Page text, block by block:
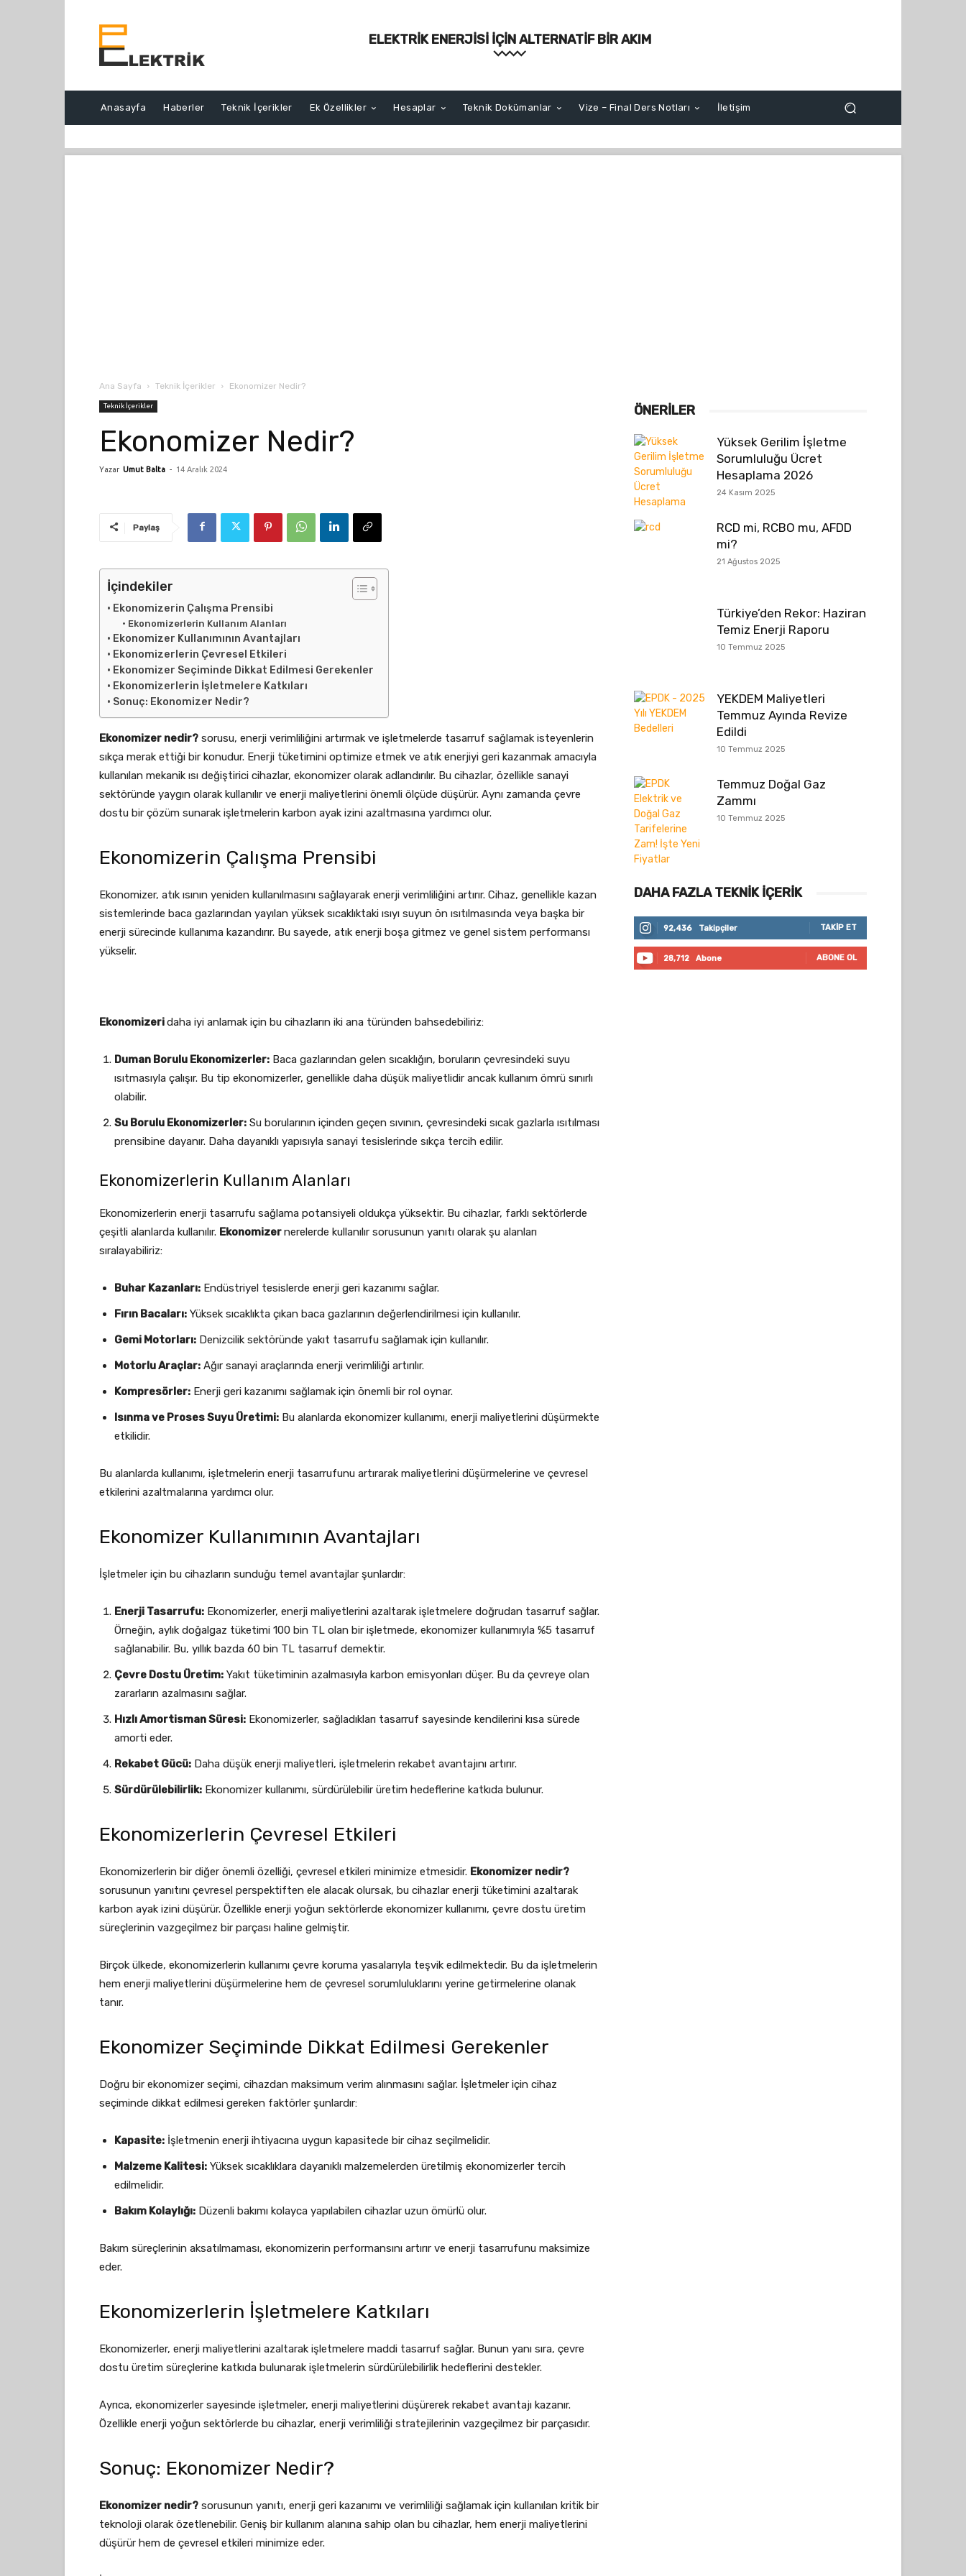
ELEKTRIK ENERJISI İÇIN ALTERNATIF BIR AKIM
Anasayfa Haberler Teknik İçerikler Ek Özellikler Hesaplar Teknik Dokümanlar Vize – Final Ders Notları İletişim
Ana Sayfa Teknik İçerikler Ekonomizer Nedir?
Teknik İçerikler
Ekonomizer Nedir?
Yazar Umut Balta - 14 Aralık 2024
Paylaş
İçindekiler
Ekonomizerin Çalışma Prensibi
Ekonomizerlerin Kullanım Alanları
Ekonomizer Kullanımının Avantajları
Ekonomizerlerin Çevresel Etkileri
Ekonomizer Seçiminde Dikkat Edilmesi Gerekenler
Ekonomizerlerin İşletmelere Katkıları
Sonuç: Ekonomizer Nedir?
Ekonomizer nedir? sorusu, enerji verimliliğini artırmak ve işletmelerde tasarruf sağlamak isteyenlerin
sıkça merak ettiği bir konudur. Enerji tüketimini optimize etmek ve atık enerjiyi geri kazanmak amacıyla
kullanılan mekanik ısı değiştirici cihazlar, ekonomizer olarak adlandırılır. Bu cihazlar, özellikle sanayi
sektöründe yaygın olarak kullanılır ve enerji maliyetlerini önemli ölçüde düşürür. Aynı zamanda çevre
dostu bir çözüm sunarak işletmelerin karbon ayak izini azaltmasına yardımcı olur.
Ekonomizerin Çalışma Prensibi
Ekonomizer, atık ısının yeniden kullanılmasını sağlayarak enerji verimliliğini artırır. Cihaz, genellikle kazan
sistemlerinde baca gazlarından yayılan yüksek sıcaklıktaki ısıyı suyun ön ısıtılmasında veya başka bir
enerji sürecinde kullanıma kazandırır. Bu sayede, atık enerji boşa gitmez ve genel sistem performansı
yükselir.
Ekonomizeridaha iyi anlamak için bu cihazların iki ana türünden bahsedebiliriz:
Duman Borulu Ekonomizerler: Baca gazlarından gelen sıcaklığın, boruların çevresindeki suyu
ısıtmasıyla çalışır. Bu tip ekonomizerler, genellikle daha düşük maliyetlidir ancak kullanım ömrü sınırlı
olabilir.
Su Borulu Ekonomizerler: Su borularının içinden geçen sıvının, çevresindeki sıcak gazlarla ısıtılması
prensibine dayanır. Daha dayanıklı yapısıyla sanayi tesislerinde sıkça tercih edilir.
Ekonomizerlerin Kullanım Alanları
Ekonomizerlerin enerji tasarrufu sağlama potansiyeli oldukça yüksektir. Bu cihazlar, farklı sektörlerde
çeşitli alanlarda kullanılır. Ekonomizernerelerde kullanılır sorusunun yanıtı olarak şu alanları
sıralayabiliriz:
Buhar Kazanları: Endüstriyel tesislerde enerji geri kazanımı sağlar.
Fırın Bacaları: Yüksek sıcaklıkta çıkan baca gazlarının değerlendirilmesi için kullanılır.
Gemi Motorları: Denizcilik sektöründe yakıt tasarrufu sağlamak için kullanılır.
Motorlu Araçlar: Ağır sanayi araçlarında enerji verimliliği artırılır.
Kompresörler: Enerji geri kazanımı sağlamak için önemli bir rol oynar.
Isınma ve Proses Suyu Üretimi: Bu alanlarda ekonomizer kullanımı, enerji maliyetlerini düşürmekte
etkilidir.
Bu alanlarda kullanımı, işletmelerin enerji tasarrufunu artırarak maliyetlerini düşürmelerine ve çevresel
etkilerini azaltmalarına yardımcı olur.
Ekonomizer Kullanımının Avantajları
İşletmeler için bu cihazların sunduğu temel avantajlar şunlardır:
Enerji Tasarrufu: Ekonomizerler, enerji maliyetlerini azaltarak işletmelere doğrudan tasarruf sağlar.
Örneğin, aylık doğalgaz tüketimi 100 bin TL olan bir işletmede, ekonomizer kullanımıyla %5 tasarruf
sağlanabilir. Bu, yıllık bazda 60 bin TL tasarruf demektir.
Çevre Dostu Üretim: Yakıt tüketiminin azalmasıyla karbon emisyonları düşer. Bu da çevreye olan
zararların azalmasını sağlar.
Hızlı Amortisman Süresi: Ekonomizerler, sağladıkları tasarruf sayesinde kendilerini kısa sürede
amorti eder.
Rekabet Gücü: Daha düşük enerji maliyetleri, işletmelerin rekabet avantajını artırır.
Sürdürülebilirlik: Ekonomizer kullanımı, sürdürülebilir üretim hedeflerine katkıda bulunur.
Ekonomizerlerin Çevresel Etkileri
Ekonomizerlerin bir diğer önemli özelliği, çevresel etkileri minimize etmesidir. Ekonomizer nedir?
sorusunun yanıtını çevresel perspektiften ele alacak olursak, bu cihazlar enerji tüketimini azaltarak
karbon ayak izini düşürür. Özellikle enerji yoğun sektörlerde ekonomizer kullanımı, çevre dostu üretim
süreçlerinin vazgeçilmez bir parçası haline gelmiştir.
Birçok ülkede, ekonomizerlerin kullanımı çevre koruma yasalarıyla teşvik edilmektedir. Bu da işletmelerin
hem enerji maliyetlerini düşürmelerine hem de çevresel sorumluluklarını yerine getirmelerine olanak
tanır.
Ekonomizer Seçiminde Dikkat Edilmesi Gerekenler
Doğru bir ekonomizer seçimi, cihazdan maksimum verim alınmasını sağlar. İşletmeler için cihaz
seçiminde dikkat edilmesi gereken faktörler şunlardır:
Kapasite: İşletmenin enerji ihtiyacına uygun kapasitede bir cihaz seçilmelidir.
Malzeme Kalitesi: Yüksek sıcaklıklara dayanıklı malzemelerden üretilmiş ekonomizerler tercih
edilmelidir.
Bakım Kolaylığı: Düzenli bakımı kolayca yapılabilen cihazlar uzun ömürlü olur.
Bakım süreçlerinin aksatılmaması, ekonomizerin performansını artırır ve enerji tasarrufunu maksimize
eder.
Ekonomizerlerin İşletmelere Katkıları
Ekonomizerler, enerji maliyetlerini azaltarak işletmelere maddi tasarruf sağlar. Bunun yanı sıra, çevre
dostu üretim süreçlerine katkıda bulunarak işletmelerin sürdürülebilirlik hedeflerini destekler.
Ayrıca, ekonomizerler sayesinde işletmeler, enerji maliyetlerini düşürerek rekabet avantajı kazanır.
Özellikle enerji yoğun sektörlerde bu cihazlar, enerji verimliliği stratejilerinin vazgeçilmez bir parçasıdır.
Sonuç: Ekonomizer Nedir?
Ekonomizer nedir? sorusunun yanıtı, enerji geri kazanımı ve verimliliği sağlamak için kullanılan kritik bir
teknoloji olarak özetlenebilir. Geniş bir kullanım alanına sahip olan bu cihazlar, hem enerji maliyetlerini
düşürür hem de çevresel etkileri minimize eder.
ÖNERILER
Yüksek Gerilim İşletme
Sorumluluğu Ücret
Hesaplama 2026
24 Kasım 2025
RCD mi, RCBO mu, AFDD
mi?
21 Ağustos 2025
Türkiye’den Rekor: Haziran
Temiz Enerji Raporu
10 Temmuz 2025
YEKDEM Maliyetleri
Temmuz Ayında Revize
Edildi
10 Temmuz 2025
Temmuz Doğal Gaz
Zammı
10 Temmuz 2025
DAHA FAZLA TEKNIK İÇERIK
92,436 Takipçiler TAKIP ET
28,712 Abone ABONE OL